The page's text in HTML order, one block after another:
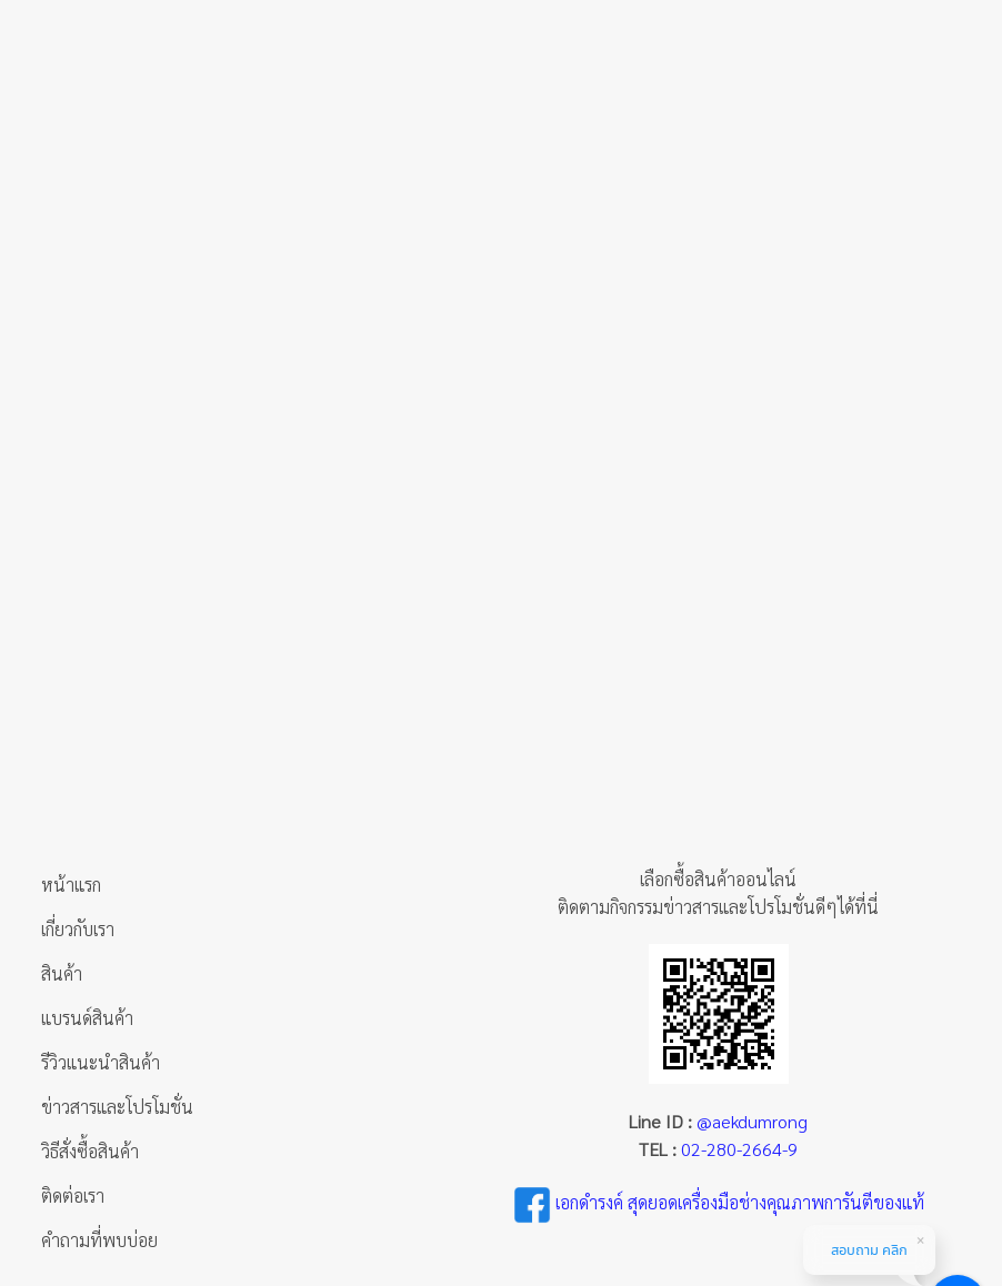
หน้าแรก
เกี่ยวกับเรา
สินค้า
แบรนด์สินค้า
รีวิวแนะนำสินค้า
ข่าวสารและโปรโมชั่น
วิธีสั่งซื้อสินค้า
ติดต่อเรา
คำถามที่พบบ่อย
เลือกซื้อสินค้าออนไลน์
ติดตามกิจกรรมข่าวสารและโปรโมชั่นดีๆได้ที่นี่
Line ID : @aekdumrong
TEL :02-280-2664-9
เอกดำรงค์ สุดยอดเครื่องมือช่างคุณภาพการันตีของแท้
สอบถาม คลิก